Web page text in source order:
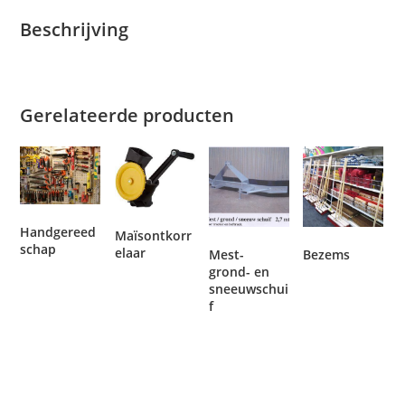
Beschrijving
Gerelateerde producten
Handgereed
schap
Maïsontkorr
elaar
Mest-
grond- en
sneeuwschui
f
Bezems